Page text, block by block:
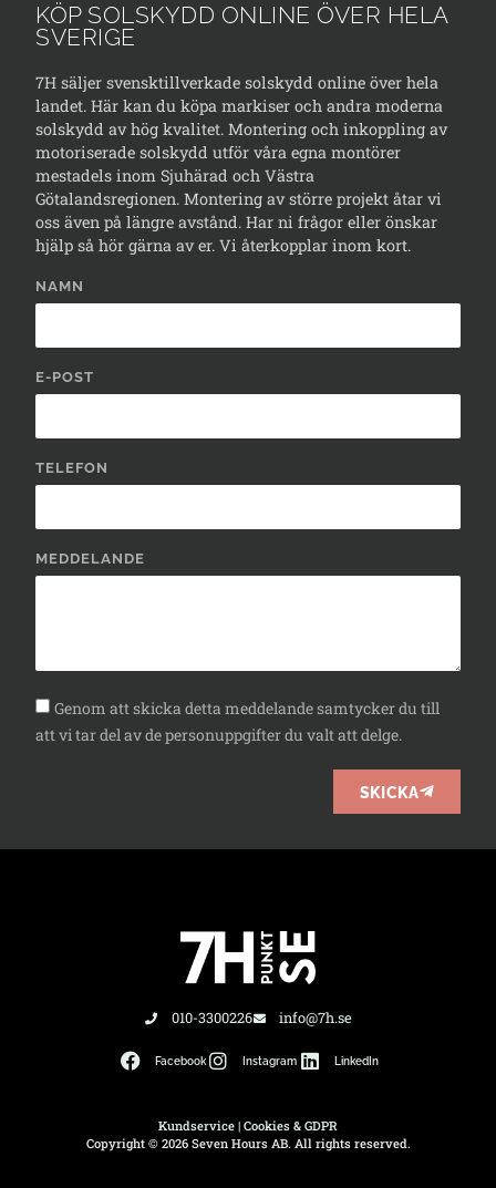
KÖP SOLSKYDD ONLINE ÖVER HELA
SVERIGE
7H säljer svensktillverkade solskydd online över hela
landet. Här kan du köpa markiser och andra moderna
solskydd av hög kvalitet. Montering och inkoppling av
motoriserade solskydd utför våra egna montörer
mestadels inom Sjuhärad och Västra
Götalandsregionen. Montering av större projekt åtar vi
oss även på längre avstånd. Har ni frågor eller önskar
hjälp så hör gärna av er. Vi återkopplar inom kort.
NAMN
E-POST
TELEFON
MEDDELANDE
Genom att skicka detta meddelande samtycker du till
att vi tar del av de personuppgifter du valt att delge.
SKICKA
010-3300226 info@7h.se
Facebook Instagram LinkedIn
Kundservice | Cookies & GDPR
Copyright © 2026 Seven Hours AB. All rights reserved.